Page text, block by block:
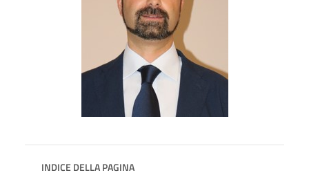
INDICE DELLA PAGINA